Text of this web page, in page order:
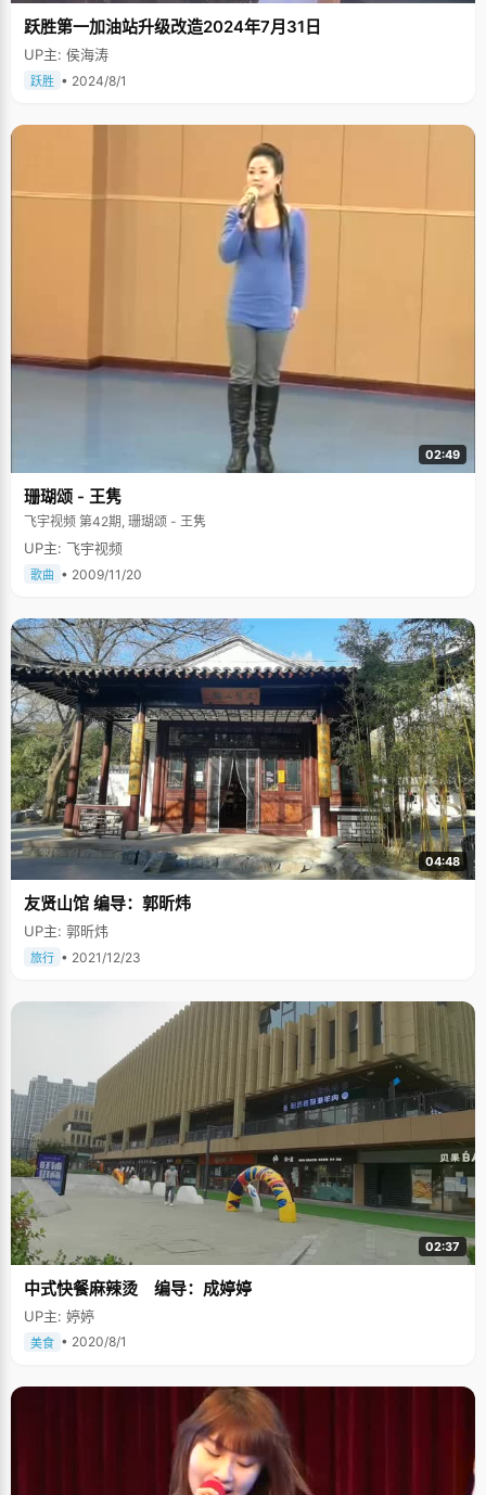
跃胜第一加油站升级改造2024年7月31日
UP主: 侯海涛
跃胜 • 2024/8/1
02:49
珊瑚颂 - 王隽
飞宇视频 第42期, 珊瑚颂 - 王隽
UP主: 飞宇视频
歌曲 • 2009/11/20
04:48
友贤山馆 编导：郭昕炜
UP主: 郭昕炜
旅行 • 2021/12/23
02:37
中式快餐麻辣烫 编导：成婷婷
UP主: 婷婷
美食 • 2020/8/1